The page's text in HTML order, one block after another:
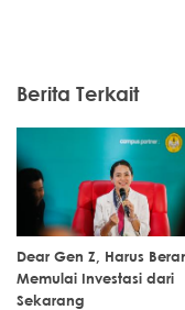
Berita Terkait
Dear Gen Z, Harus
Memulai Investasi dari
Sekarang